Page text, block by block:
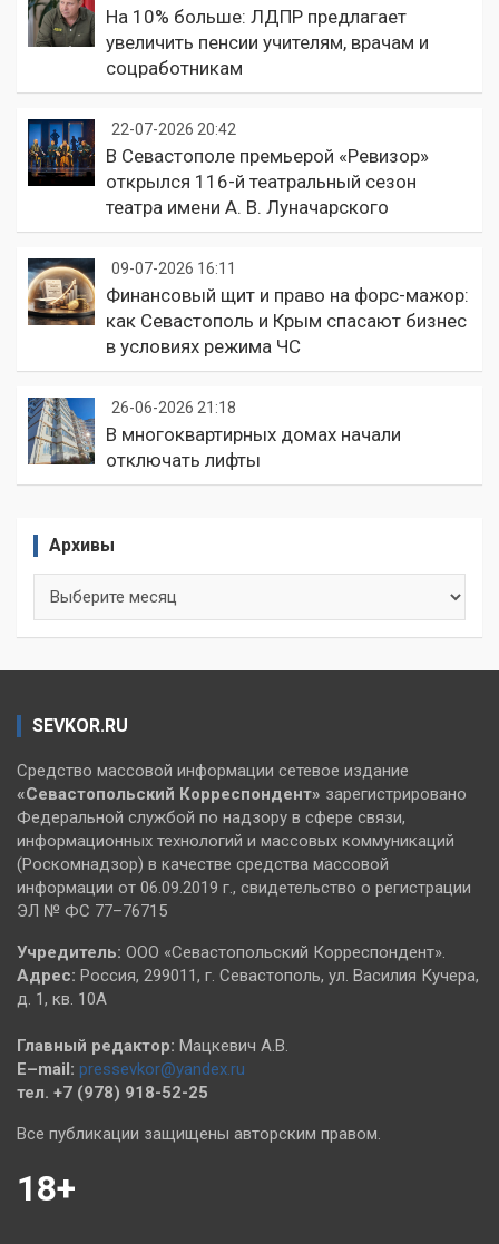
На 10% больше: ЛДПР предлагает
увеличить пенсии учителям, врачам и
соцработникам
22-07-2026 20:42
В Севастополе премьерой «Ревизор»
открылся 116-й театральный сезон
театра имени А. В. Луначарского
09-07-2026 16:11
Финансовый щит и право на форс-мажор:
как Севастополь и Крым спасают бизнес
в условиях режима ЧС
26-06-2026 21:18
В многоквартирных домах начали
отключать лифты
Архивы
SEVKOR.RU
Средство массовой информации сетевое издание
«Севастопольский Корреспондент» зарегистрировано
Федеральной службой по надзору в сфере связи,
информационных технологий и массовых коммуникаций
(Роскомнадзор) в качестве средства массовой
информации от 06.09.2019 г., свидетельство о регистрации
ЭЛ № ФС 77–76715
Учредитель: ООО «Севастопольский Корреспондент».
Адрес: Россия, 299011, г. Севастополь, ул. Василия Кучера,
д. 1, кв. 10А
Главный редактор: Мацкевич А.В.
E–mail: pressevkor@yandex.ru
тел. +7 (978) 918-52-25
Все публикации защищены авторским правом.
18+